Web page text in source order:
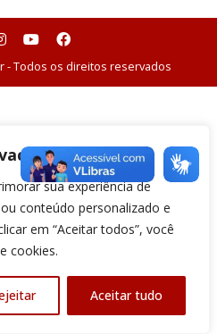
sua experiência de
conteúdo personalizado e
em “Aceitar todos”, você
cookies.
Aceitar tudo
- Todos os direitos reservados